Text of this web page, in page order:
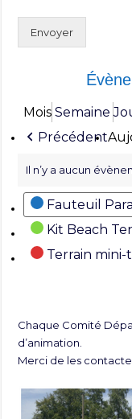
Envoyer
Mois Semaine
Précédent
Il n’y a aucun
Catégories
Fauteuil
Kit Beach
Terrain mini-
Chaque Comité
d’animation.
Merci de les